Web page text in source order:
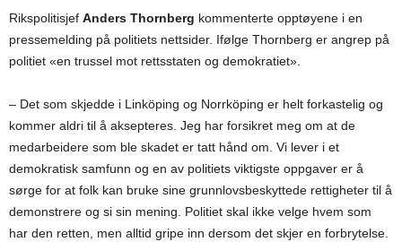
Rikspolitisjef Anders Thornberg kommenterte opptøyene i en
pressemelding på politiets nettsider. Ifølge Thornberg er angrep på
politiet «en trussel mot rettsstaten og demokratiet».
– Det som skjedde i Linköping og Norrköping er helt forkastelig og
kommer aldri til å aksepteres. Jeg har forsikret meg om at de
medarbeidere som ble skadet er tatt hånd om. Vi lever i et
demokratisk samfunn og en av politiets viktigste oppgaver er å
sørge for at folk kan bruke sine grunnlovsbeskyttede rettigheter til å
demonstrere og si sin mening. Politiet skal ikke velge hvem som
har den retten, men alltid gripe inn dersom det skjer en forbrytelse.